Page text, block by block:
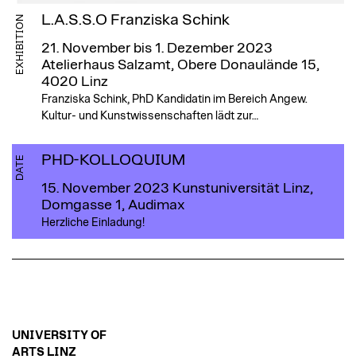
EXHIBITION L.A.S.S.O Franziska Schink
21. November bis 1. Dezember 2023
Atelierhaus Salzamt, Obere Donaulände 15,
4020 Linz
Franziska Schink, PhD Kandidatin im Bereich Angew.
Kultur- und Kunstwissenschaften lädt zur…
DATE PHD-KOLLOQUIUM
15. November 2023 Kunstuniversität Linz,
Domgasse 1, Audimax
Herzliche Einladung!
UNIVERSITY OF
ARTS LINZ